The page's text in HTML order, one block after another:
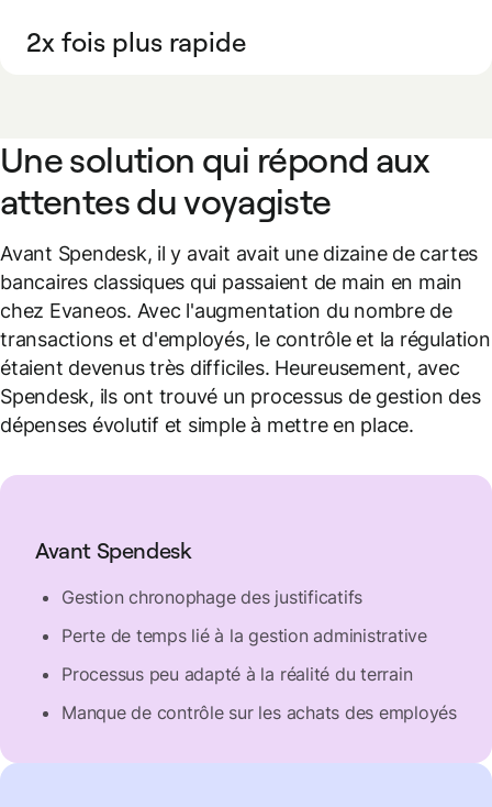
2x fois plus rapide
Une solution qui répond aux
attentes du voyagiste
Avant Spendesk, il y avait avait une dizaine de cartes
bancaires classiques qui passaient de main en main
chez Evaneos. Avec l'augmentation du nombre de
transactions et d'employés, le contrôle et la régulation
étaient devenus très difficiles. Heureusement, avec
Spendesk, ils ont trouvé un processus de gestion des
dépenses évolutif et simple à mettre en place.
Avant Spendesk
Gestion chronophage des justificatifs
Perte de temps lié à la gestion administrative
Processus peu adapté à la réalité du terrain
Manque de contrôle sur les achats des employés